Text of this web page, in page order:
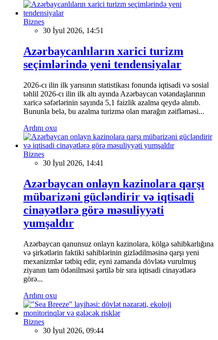
Biznes
30 İyul 2026, 14:51
Azərbaycanlıların xarici turizm
seçimlərində yeni tendensiyalar
2026-cı ilin ilk yarısının statistikası fonunda iqtisadi və sosial
təhlil 2026-cı ilin ilk altı ayında Azərbaycan vətəndaşlarının
xaricə səfərlərinin sayında 5,1 faizlik azalma qeydə alınıb.
Bununla belə, bu azalma turizmə olan marağın zəifləməsi...
Ardını oxu
Biznes
30 İyul 2026, 14:41
Azərbaycan onlayn kazinolara qarşı
mübarizəni gücləndirir və iqtisadi
cinayətlərə görə məsuliyyəti
yumşaldır
Azərbaycan qanunsuz onlayn kazinolara, kölgə sahibkarlığına
və şirkətlərin faktiki sahiblərinin gizlədilməsinə qarşı yeni
mexanizmlər tətbiq edir, eyni zamanda dövlətə vurulmuş
ziyanın tam ödənilməsi şərtilə bir sıra iqtisadi cinayətlərə
görə...
Ardını oxu
Biznes
30 İyul 2026, 09:44